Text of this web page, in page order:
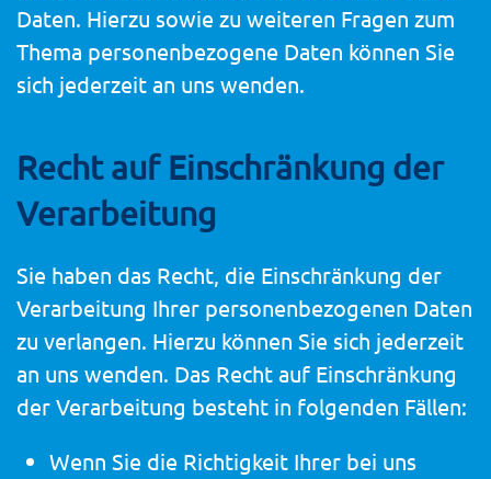
Daten. Hierzu sowie zu weiteren Fragen zum
Thema personenbezogene Daten können Sie
sich jederzeit an uns wenden.
Recht auf Einschränkung der
Verarbeitung
Sie haben das Recht, die Einschränkung der
Verarbeitung Ihrer personenbezogenen Daten
zu verlangen. Hierzu können Sie sich jederzeit
an uns wenden. Das Recht auf Einschränkung
der Verarbeitung besteht in folgenden Fällen:
Wenn Sie die Richtigkeit Ihrer bei uns